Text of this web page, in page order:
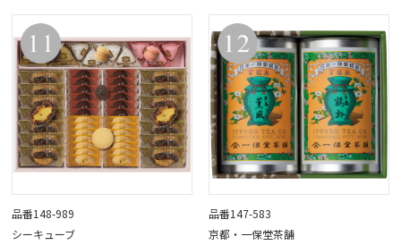
品番148-989
シーキューブ
品番147-583
京都・一保堂茶舗